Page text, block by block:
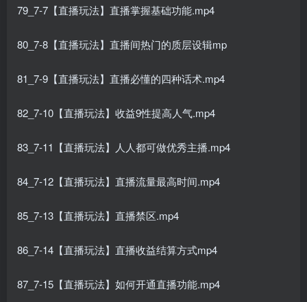
79_7-7【直播玩法】直播掌握基础功能.mp4
80_7-8【直播玩法】直播间热门的质层设辑mp
81_7-9【直播玩法】直播必懂的四种话术.mp4
82_7-10【直播玩法】收益9性提高人气.mp4
83_7-11【直播玩法】人人都可做优秀主播.mp4
84_7-12【直播玩法】直播流量最高时间.mp4
85_7-13【直播玩法】直播禁区.mp4
86_7-14【直播玩法】直播收益结算方式mp4
87_7-15【直播玩法】如何开通直播功能.mp4